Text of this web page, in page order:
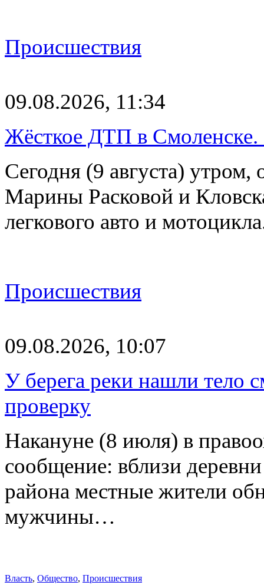
Происшествия
09.08.2026, 11:34
Жёсткое ДТП в Смоленске.
Сегодня (9 августа) утром,
Марины Расковой и
легкового авто и
Происшествия
09.08.2026, 10:07
У берега реки нашли тело
проверку
Накануне (8 июля) в
сообщение: вблизи
района местные жители
мужчины…
Власть, Общество, Происшествия